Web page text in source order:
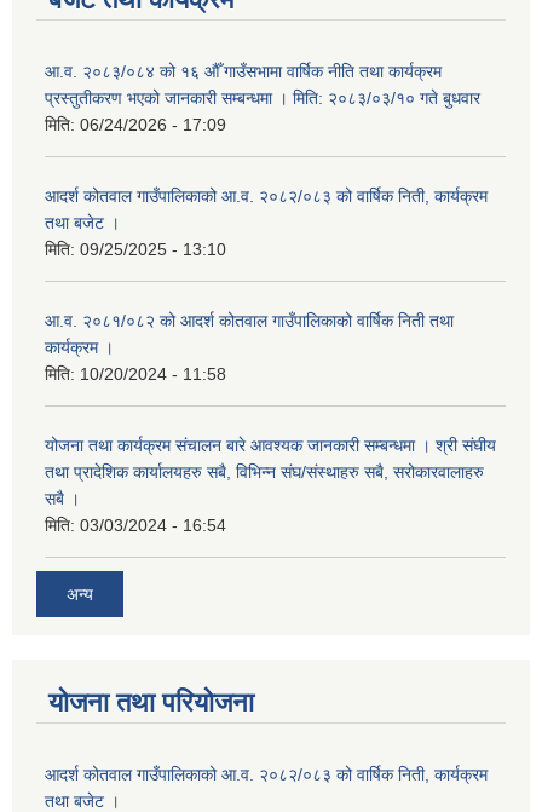
आ.व. २०८३/०८४ को १६ औँ गाउँसभामा वार्षिक नीति तथा कार्यक्रम
प्रस्तुतीकरण भएको जानकारी सम्बन्धमा । मिति: २०८३/०३/१० गते बुधवार
मिति: 06/24/2026 - 17:09
आदर्श कोतवाल गाउँपालिकाको आ.व. २०८२/०८३ को वार्षिक निती, कार्यक्रम
तथा बजेट ।
मिति: 09/25/2025 - 13:10
आ.व. २०८१/०८२ को आदर्श कोतवाल गाउँपालिकाको वार्षिक निती तथा
कार्यक्रम ।
मिति: 10/20/2024 - 11:58
योजना तथा कार्यक्रम संचालन बारे आवश्यक जानकारी सम्बन्धमा । श्री संघीय
तथा प्रादेशिक कार्यालयहरु सबै, विभिन्‍न संघ/संस्थाहरु सबै, सरोकारवालाहरु
सबै ।
मिति: 03/03/2024 - 16:54
अन्य
योजना तथा परियोजना
आदर्श कोतवाल गाउँपालिकाको आ.व. २०८२/०८३ को वार्षिक निती, कार्यक्रम
तथा बजेट ।